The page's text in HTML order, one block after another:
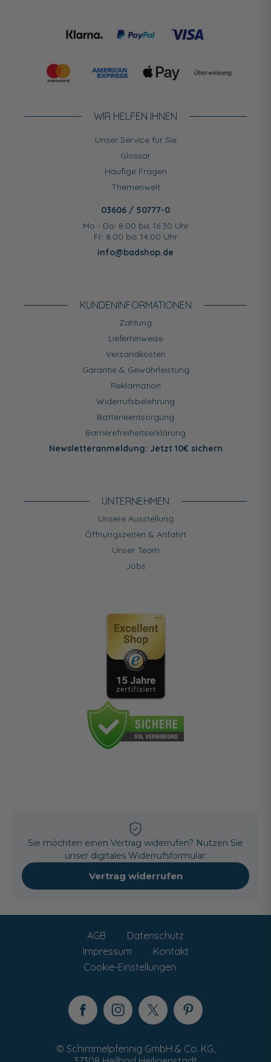
WIR HELFEN IHNEN
Unser Service für Sie
Glossar
Häufige Fragen
Themenwelt
03606 / 50777-0
Mo - Do: 8.00 bis 16.30 Uhr
Fr: 8.00 bis 14.00 Uhr
info@badshop.de
KUNDEN­INFORMATIONEN
Zahlung
Lieferhinweise
Versandkosten
Garantie & Gewährleistung
Reklamation
Widerrufsbelehrung
Batterieentsorgung
Barrierefreiheitserklärung
Newsletteranmeldung: Jetzt 10€ sichern
UNTERNEHMEN
Unsere Ausstellung
Öffnungszeiten & Anfahrt
Unser Team
Jobs
Sie möchten einen Vertrag widerrufen? Nutzen Sie
unser digitales Widerrufsformular:
Vertrag widerrufen
AGB
Datenschutz
Impressum
Kontakt
Cookie-Einstellungen
© Schimmelpfennig GmbH & Co. KG,